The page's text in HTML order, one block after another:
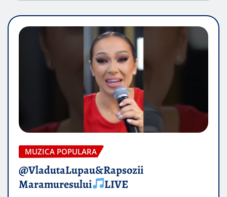
MUZICA POPULARA
@VladutaLupau&Rapsozii
Maramuresului
LIVE